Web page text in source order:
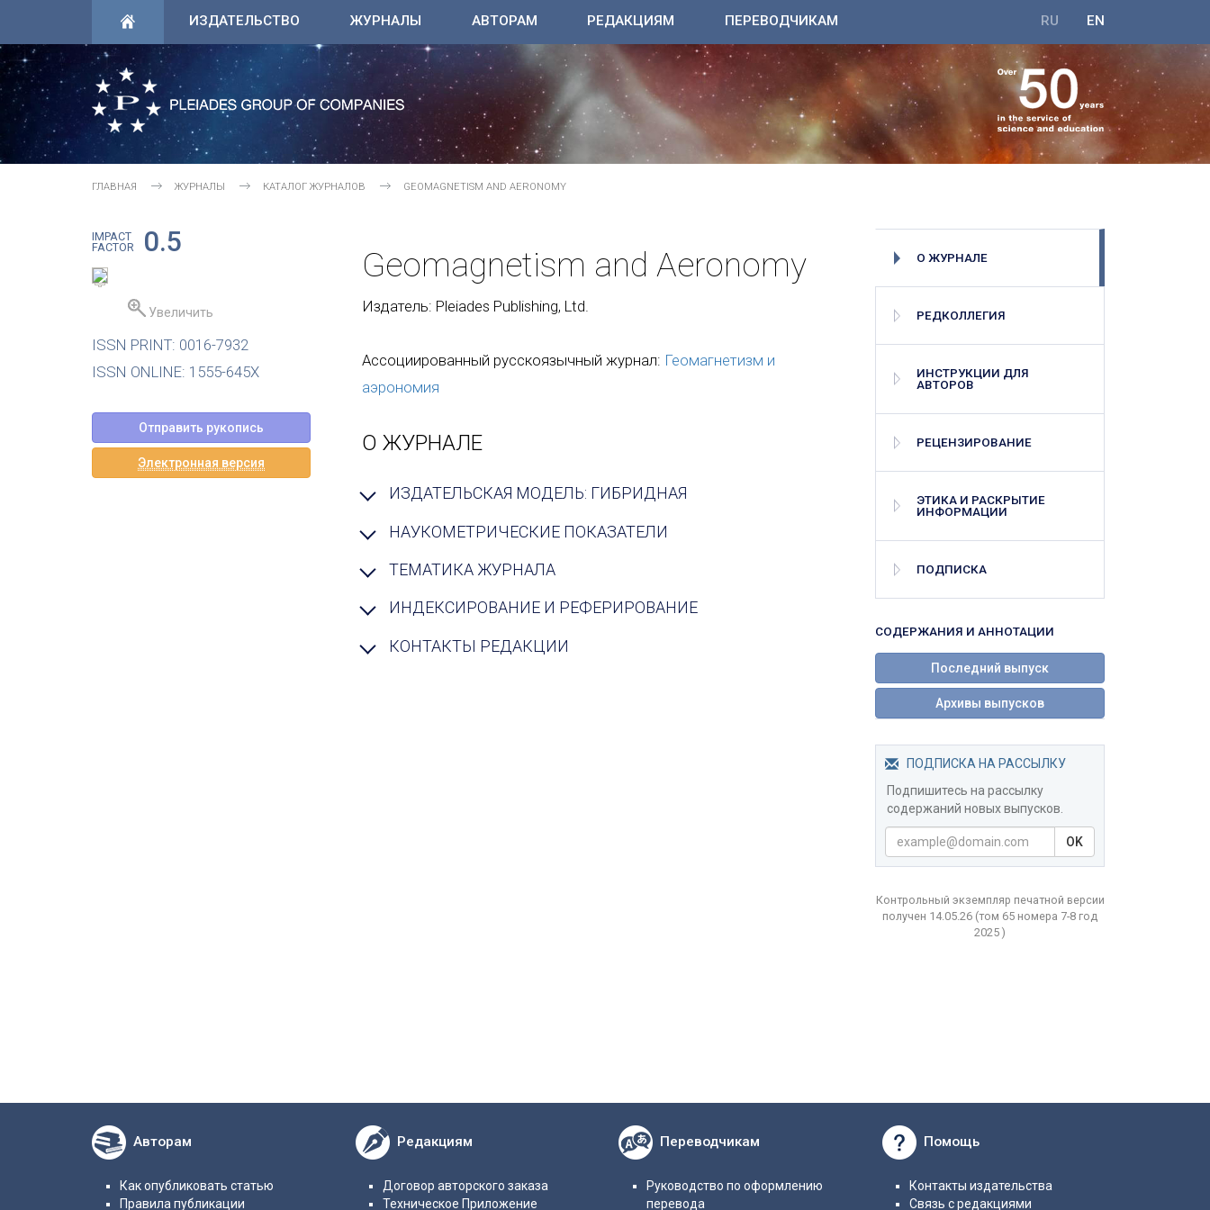
ИЗДАТЕЛЬСТВО ЖУРНАЛЫ АВТОРАМ РЕДАКЦИЯМ ПЕРЕВОДЧИКАМ EN
RU
ГЛАВНАЯ ЖУРНАЛЫ КАТАЛОГ ЖУРНАЛОВ GEOMAGNETISM AND AERONOMY
IMPACT
FACTOR
0.5
Увеличить
ISSN PRINT: 0016-7932
ISSN ONLINE: 1555-645X
Отправить рукопись
Электронная версия
О ЖУРНАЛЕ
РЕДКОЛЛЕГИЯ
ИНСТРУКЦИИ ДЛЯ
АВТОРОВ
РЕЦЕНЗИРОВАНИЕ
ЭТИКА И РАСКРЫТИЕ
ИНФОРМАЦИИ
ПОДПИСКА
СОДЕРЖАНИЯ И АННОТАЦИИ
Последний выпуск
Архивы выпусков
ПОДПИСКА НА РАССЫЛКУ
Подпишитесь на рассылку
содержаний новых выпусков.
OK
Контрольный экземпляр печатной версии
получен 14.05.26 (том 65 номера 7-8 год
2025 )
Geomagnetism and Aeronomy
Издатель: Pleiades Publishing, Ltd.
Ассоциированный русскоязычный журнал: Геомагнетизм и
аэрономия
О ЖУРНАЛЕ
ИЗДАТЕЛЬСКАЯ МОДЕЛЬ: ГИБРИДНАЯ
НАУКОМЕТРИЧЕСКИЕ ПОКАЗАТЕЛИ
ТЕМАТИКА ЖУРНАЛА
ИНДЕКСИРОВАНИЕ И РЕФЕРИРОВАНИЕ
КОНТАКТЫ РЕДАКЦИИ
Авторам
Как опубликовать статью
Правила публикации
Редакциям
Договор авторского заказа
Техническое Приложение
Переводчикам
Руководство по оформлению
перевода
Помощь
Контакты издательства
Связь с редакциями